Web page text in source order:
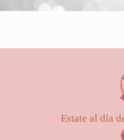
Estate al día